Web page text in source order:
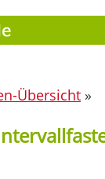
Übersicht »